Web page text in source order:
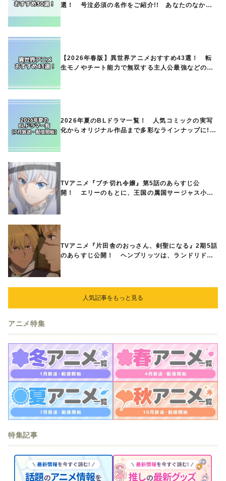
選！ 号泣必須の名作をご紹介!! あなたのなかの
【2026年春版】異世界アニメおすすめ43選！ 転
生モノやチート能力で無双する主人公最強などの人
2026年夏のBLドラマ一覧！ 人気コミックの実写
化からオリジナル作品まで多彩なラインナップに!!
TVアニメ『ブチ切れ令嬢』第5話のあらすじ公
開！ エリーのもとに、王国の属国サージャス小王
TVアニメ『片田舎のおっさん、剣聖になる』2期5話
のあらすじ公開！ ヘンブリッツは、ランドリドに
人気記事をもっと見る
アニメ特集
特集記事